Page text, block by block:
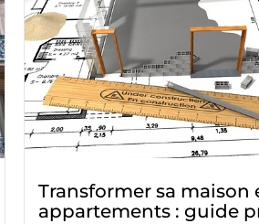
Transformer sa maison
appartements : guide